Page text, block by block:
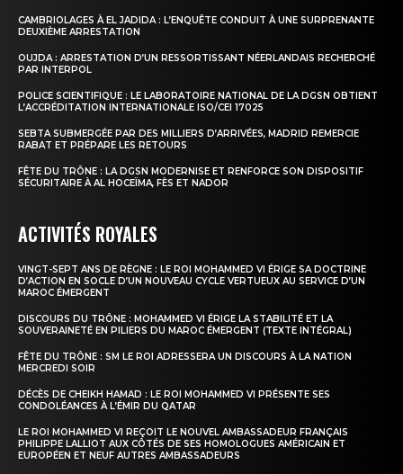
CAMBRIOLAGES À EL JADIDA : L’ENQUÊTE CONDUIT À UNE SURPRENANTE
DEUXIÈME ARRESTATION
OUJDA : ARRESTATION D’UN RESSORTISSANT NÉERLANDAIS RECHERCHÉ
PAR INTERPOL
POLICE SCIENTIFIQUE : LE LABORATOIRE NATIONAL DE LA DGSN OBTIENT
L’ACCRÉDITATION INTERNATIONALE ISO/CEI 17025
SEBTA SUBMERGÉE PAR DES MILLIERS D’ARRIVÉES, MADRID REMERCIE
RABAT ET PRÉPARE LES RETOURS
FÊTE DU TRÔNE : LA DGSN MODERNISE ET RENFORCE SON DISPOSITIF
SÉCURITAIRE À AL HOCEÏMA, FÈS ET NADOR
ACTIVITÉS ROYALES
VINGT-SEPT ANS DE RÈGNE : LE ROI MOHAMMED VI ÉRIGE SA DOCTRINE
D’ACTION EN SOCLE D’UN NOUVEAU CYCLE VERTUEUX AU SERVICE D’UN
MAROC ÉMERGENT
DISCOURS DU TRÔNE : MOHAMMED VI ÉRIGE LA STABILITÉ ET LA
SOUVERAINETÉ EN PILIERS DU MAROC ÉMERGENT (TEXTE INTÉGRAL)
FÊTE DU TRÔNE : SM LE ROI ADRESSERA UN DISCOURS À LA NATION
MERCREDI SOIR
DÉCÈS DE CHEIKH HAMAD : LE ROI MOHAMMED VI PRÉSENTE SES
CONDOLÉANCES À L’ÉMIR DU QATAR
LE ROI MOHAMMED VI REÇOIT LE NOUVEL AMBASSADEUR FRANÇAIS
PHILIPPE LALLIOT AUX CÔTÉS DE SES HOMOLOGUES AMÉRICAIN ET
EUROPÉEN ET NEUF AUTRES AMBASSADEURS